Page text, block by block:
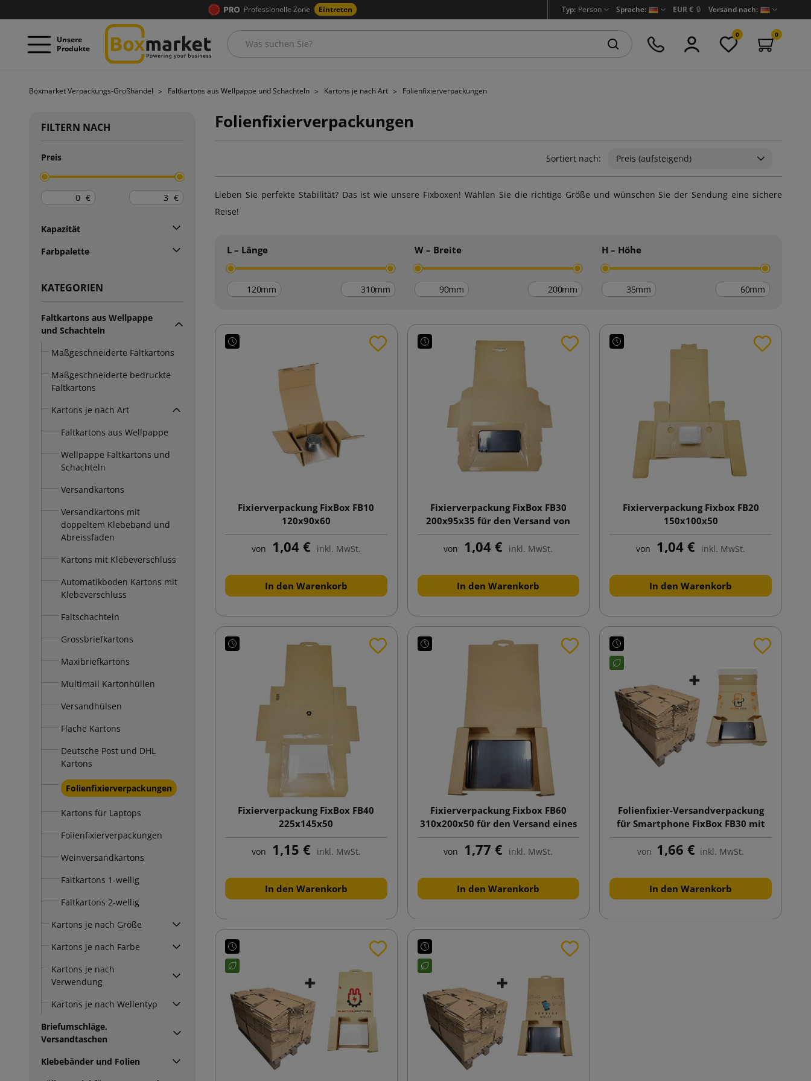
Professionelle Zone Eintreten Typ: Person Sprache: EUR € 🔒 Versand nach:
Unsere
Produkte
0 0
Boxmarket Verpackungs-Großhandel Faltkartons aus Wellpappe und Schachteln Kartons je nach Art Folienfixierverpackungen
FILTERN NACH
Preis
€ €
Kapazität
Farbpalette
KATEGORIEN
Faltkartons aus Wellpappe
und Schachteln
Maßgeschneiderte Faltkartons
Maßgeschneiderte bedruckte
Faltkartons
Kartons je nach Art
Faltkartons aus Wellpappe
Wellpappe Faltkartons und
Schachteln
Versandkartons
Versandkartons mit
doppeltem Klebeband und
Abreissfaden
Kartons mit Klebeverschluss
Automatikboden Kartons mit
Klebeverschluss
Faltschachteln
Grossbriefkartons
Maxibriefkartons
Multimail Kartonhüllen
Versandhülsen
Flache Kartons
Deutsche Post und DHL
Kartons
Folienfixierverpackungen
Kartons für Laptops
Folienfixierverpackungen
Weinversandkartons
Faltkartons 1-wellig
Faltkartons 2-wellig
Kartons je nach Größe
Kartons je nach Farbe
Kartons je nach
Verwendung
Kartons je nach Wellentyp
Briefumschläge,
Versandtaschen
Klebebänder und Folien
Folienfixierverpackungen
Sortiert nach: Preis (aufsteigend)
Lieben Sie perfekte Stabilität? Das ist wie unsere Fixboxen! Wählen Sie die richtige Größe und wünschen Sie der Sendung eine sichere
Reise!
L – Länge
mm mm
W – Breite
mm mm
H – Höhe
mm mm
Fixierverpackung FixBox FB10
120x90x60
von 1,04 € inkl. MwSt.
In den Warenkorb
Fixierverpackung FixBox FB30
200x95x35 für den Versand von
Smartphones
von 1,04 € inkl. MwSt.
In den Warenkorb
Fixierverpackung Fixbox FB20
150x100x50
von 1,04 € inkl. MwSt.
In den Warenkorb
Fixierverpackung FixBox FB40
225x145x50
von 1,15 € inkl. MwSt.
In den Warenkorb
Fixierverpackung Fixbox FB60
310x200x50 für den Versand eines
Tablets
von 1,77 € inkl. MwSt.
In den Warenkorb
Folienfixier-Versandverpackung
für Smartphone FixBox FB30 mit
Druck 200x95x35
von 1,66 € inkl. MwSt.
In den Warenkorb